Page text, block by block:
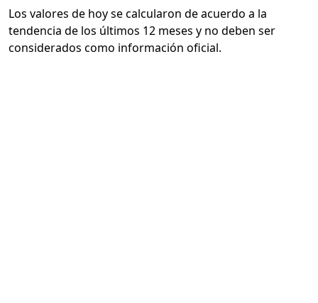
Los valores de hoy se calcularon de acuerdo a la
tendencia de los últimos 12 meses y no deben ser
considerados como información oficial.